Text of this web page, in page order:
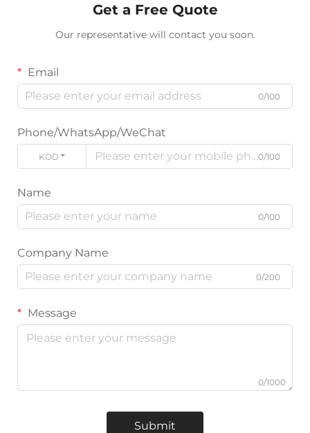
Get a Free Quote
Our representative will contact you soon.
Email
0/100
Phone/WhatsApp/WeChat
KODE 0/100
Name
0/100
Company Name
0/200
Message
0/1000
Submit